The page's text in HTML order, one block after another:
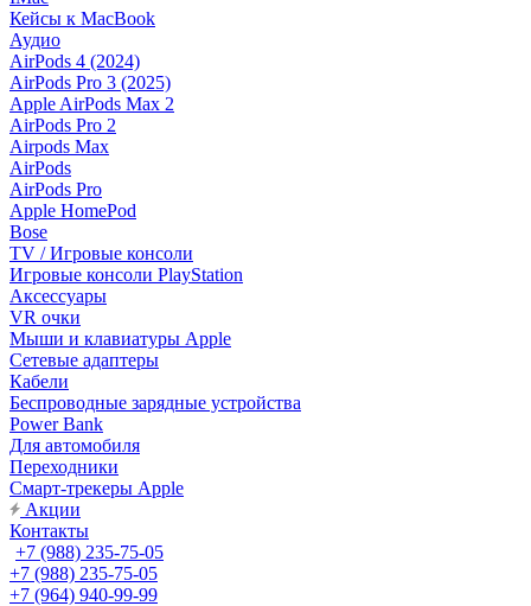
Кейсы к MacBook
Аудио
AirPods 4 (2024)
AirPods Pro 3 (2025)
Apple AirPods Max 2
AirPods Pro 2
Airpods Max
AirPods
AirPods Pro
Apple HomePod
Bose
TV / Игровые консоли
Игровые консоли PlayStation
Аксессуары
VR очки
Мыши и клавиатуры Apple
Сетевые адаптеры
Кабели
Беспроводные зарядные устройства
Power Bank
Для автомобиля
Переходники
Смарт-трекеры Apple
Акции
Контакты
+7 (988) 235-75-05
+7 (988) 235-75-05
+7 (964) 940-99-99